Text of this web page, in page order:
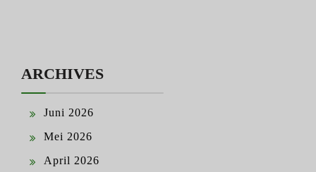
ARCHIVES
Juni 2026
Mei 2026
April 2026